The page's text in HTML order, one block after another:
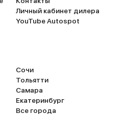
же
За
не
(для сравнения-Прадо
бензиновый
л/100км, а ТЛК 200
скажу-нет статистики
Личный кабинет дилера
YouTube Autospot
Сочи
Тольятти
Самара
Екатеринбург
Все города